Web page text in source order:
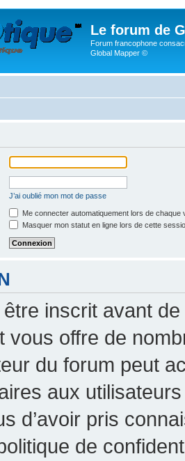
Le forum de
Forum francophone
Global Mapper ©
J’ai oublié mon mot de passe
Me connecter automatiquement lors de chaque
Masquer mon statut en ligne lors de cette
inscrit avant
vous offre de
du forum peut
aux
d’avoir pris
de